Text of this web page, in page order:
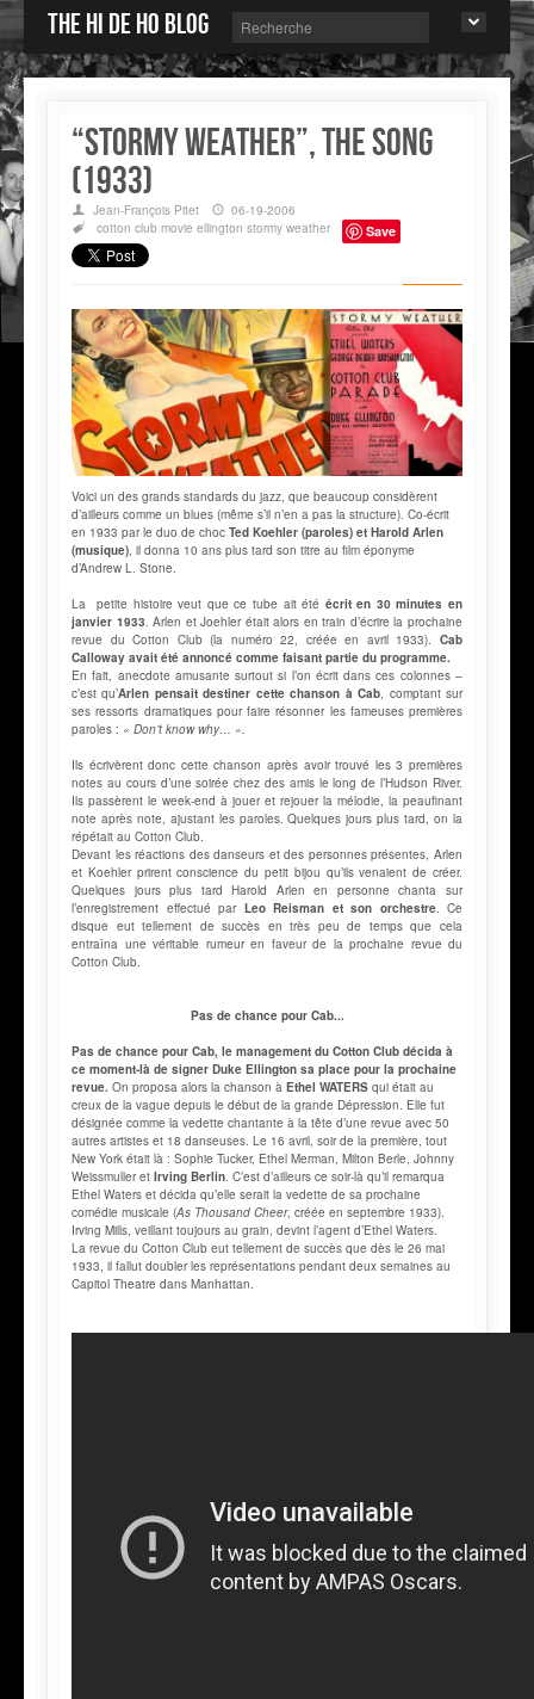
The Hi de Ho blog
“Stormy Weather”, the song
(1933)
Jean-François Pitet
06-19-2006
cotton club movie ellington stormy weather Save
Voici un des grands standards du jazz, que beaucoup considèrent
d’ailleurs comme un blues (même s’il n’en a pas la structure). Co-écrit
en 1933 par le duo de choc Ted Koehler (paroles) et Harold Arlen
(musique) , il donna 10 ans plus tard son titre au film éponyme
d’Andrew L. Stone.
La petite histoire veut que ce tube ait été écrit en 30 minutes en
janvier 1933 . Arlen et Joehler était alors en train d’écrire la prochaine
revue du Cotton Club (la numéro 22, créée en avril 1933). Cab
Calloway avait été annoncé comme faisant partie du programme.
En fait, anecdote amusante surtout si l’on écrit dans ces colonnes –
c’est qu’Arlen pensait destiner cette chanson à Cab , comptant sur
ses ressorts dramatiques pour faire résonner les fameuses premières
paroles : « Don’t know why… ».
Ils écrivèrent donc cette chanson après avoir trouvé les 3 premières
notes au cours d’une soirée chez des amis le long de l’Hudson River.
Ils passèrent le week-end à jouer et rejouer la mélodie, la peaufinant
note après note, ajustant les paroles. Quelques jours plus tard, on la
répétait au Cotton Club.
Devant les réactions des danseurs et des personnes présentes, Arlen
et Koehler prirent conscience du petit bijou qu’ils venaient de créer.
Quelques jours plus tard Harold Arlen en personne chanta sur
l’enregistrement effectué par Leo Reisman et son orchestre. Ce
disque eut tellement de succès en très peu de temps que cela
entraîna une véritable rumeur en faveur de la prochaine revue du
Cotton Club.
Pas de chance pour Cab...
Pas de chance pour Cab, le management du Cotton Club décida à
ce moment-là de signer Duke Ellington sa place pour la prochaine
revue. On proposa alors la chanson à Ethel WATERS qui était au
creux de la vague depuis le début de la grande Dépression. Elle fut
désignée comme la vedette chantante à la tête d’une revue avec 50
autres artistes et 18 danseuses. Le 16 avril, soir de la première, tout
New York était là : Sophie Tucker, Ethel Merman, Milton Berle, Johnny
Weissmuller et Irving Berlin . C’est d’ailleurs ce soir-là qu’il remarqua
Ethel Waters et décida qu’elle serait la vedette de sa prochaine
comédie musicale (As Thousand Cheer, créée en septembre 1933).
Irving Mills, veillant toujours au grain, devint l’agent d’Ethel Waters.
La revue du Cotton Club eut tellement de succès que dès le 26 mai
1933, il fallut doubler les représentations pendant deux semaines au
Capitol Theatre dans Manhattan.